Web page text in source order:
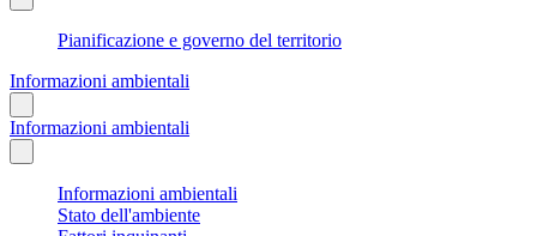
Pianificazione e governo del territorio
Informazioni ambientali
Informazioni ambientali
Informazioni ambientali
Stato dell'ambiente